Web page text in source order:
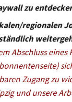
zu
regionalen
Abschluss eines
Zugang zu
und unsere